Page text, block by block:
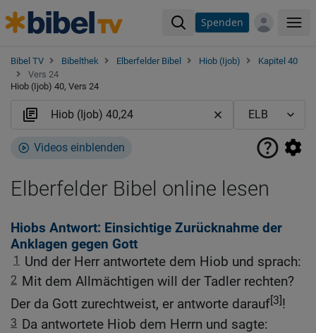
Spenden
Bibel TV Bibelthek Elberfelder Bibel Hiob (Ijob)
Kapitel 40
Vers 24
Hiob (Ijob) 40, Vers 24
Videos einblenden
Elberfelder Bibel online lesen
Hiobs Antwort: Einsichtige Zurücknahme der
Anklagen gegen Gott
1 Und der Herr antwortete dem Hiob und sprach:
2 Mit dem Allmächtigen will der Tadler rechten?
Der da Gott zurechtweist, er antworte darauf[3]!
3 Da antwortete Hiob dem Herrn und sagte: